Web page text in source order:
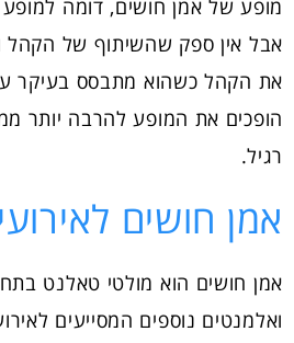
מופע של אמן חושים, דומה
אבל אין ספק שהשיתוף של הקהל
את הקהל כשהוא מתבסס בעיקר
הופכים את המופע להרבה יותר
רגיל.
אמן חושים
אמן חושים הוא מולטי טאלנט
ואלמנטים נוספים המסייעים